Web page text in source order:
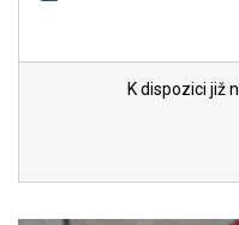
K dispozici již